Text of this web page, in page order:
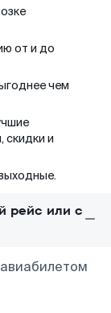
от и до
чем
скидки и
рейс или с